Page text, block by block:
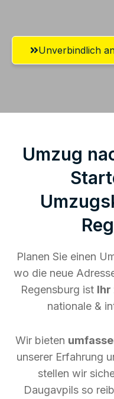
Unverbindlich
Umzug
Planen Sie einen
wo die neue
Regensburg ist Ihr
nationale &
Wir bieten
unserer Erfahrung
stellen wir
Daugavpils so